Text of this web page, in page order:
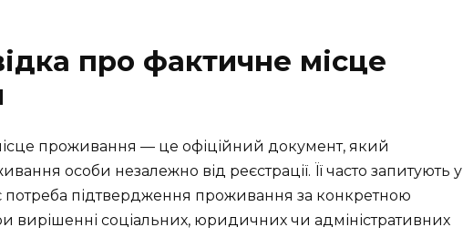
про фактичне місце
проживання — це офіційний документ, який
особи незалежно від реєстрації. Її часто запитують у
підтвердження проживання за конкретною
вирішенні соціальних, юридичних чи адміністративних